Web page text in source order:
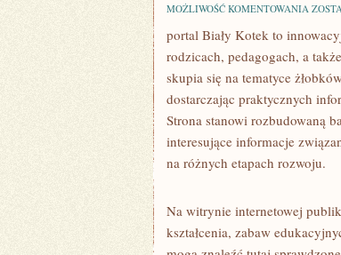
MOŻLIWOŚĆ KOMENTOWANIA
portal Biały Kotek to
rodzicach, pedagogach, a
skupia się na tematyce
dostarczając praktycznych
Strona stanowi rozbudowaną
interesujące informacje
na różnych etapach rozwoju.
Na witrynie internetowej
kształcenia, zabaw